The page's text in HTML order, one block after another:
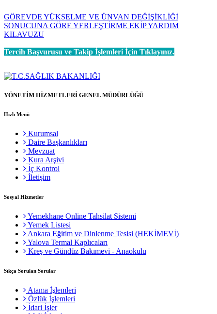
GÖREVDE YÜKSELME VE ÜNVAN DEĞİŞİKLİĞİ
SONUCUNA GÖRE YERLEŞTİRME EKİP YARDIM
KILAVUZU
Tercih Başvurusu ve Takip İşlemleri İçin Tıklayınız.
YÖNETİM HİZMETLERİ GENEL MÜDÜRLÜĞÜ
Hızlı Menü
Kurumsal
Daire Başkanlıkları
Mevzuat
Kura Arşivi
İç Kontrol
İletişim
Sosyal Hizmetler
Yemekhane Online Tahsilat Sistemi
Yemek Listesi
Ankara Eğitim ve Dinlenme Tesisi (HEKİMEVİ)
Yalova Termal Kaplıcaları
Kreş ve Gündüz Bakımevi - Anaokulu
Sıkça Sorulan Sorular
Atama İşlemleri
Özlük İşlemleri
İdari İşler